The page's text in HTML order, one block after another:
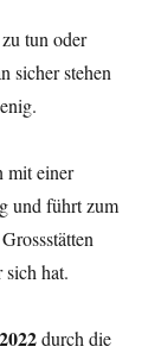
tun oder
sicher stehen
mit einer
und führt zum
hat.
durch die